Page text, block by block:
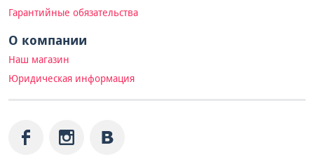
Гарантийные обязательства
О компании
Наш магазин
Юридическая информация